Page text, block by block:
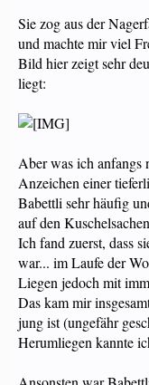
Sie zog aus der
und machte mir viel
Bild hier zeigt sehr
liegt:
Aber was ich anfangs
Anzeichen einer
Babettli sehr häufig
auf den
Ich fand zuerst, dass
war... im Laufe der
Liegen jedoch mit
Das kam mir
jung ist (ungefähr
Herumliegen kannte